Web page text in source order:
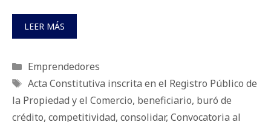
LEER MÁS
Categorías
Emprendedores
Etiquetas
Acta Constitutiva inscrita en el Registro Público de
la Propiedad y el Comercio, beneficiario, buró de
crédito, competitividad, consolidar, Convocatoria al